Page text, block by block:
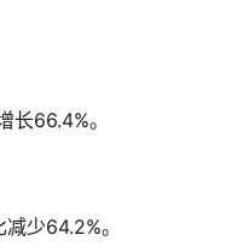
66.4%。
少64.2%。